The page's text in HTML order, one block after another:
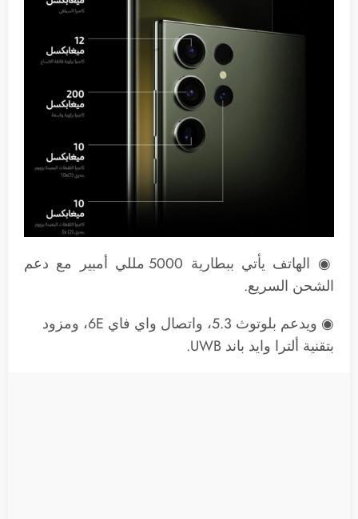
◉ الهاتف يأتي ببطارية 5000 مللي أمبير مع دعم
الشحن السريع.
◉ ويدعم بلوتوث 5.3، واتصال واي فاي 6E، ومزود
بتقنية ألترا وايد باند UWB.